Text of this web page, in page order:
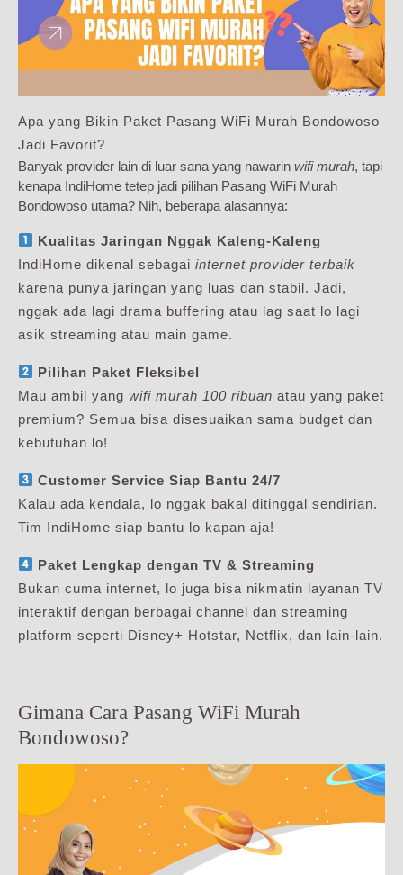
Apa yang Bikin Paket Pasang WiFi Murah Bondowoso
Jadi Favorit?
Banyak provider lain di luar sana yang nawarin wifi murah, tapi
kenapa IndiHome tetep jadi pilihan Pasang WiFi Murah
Bondowoso utama? Nih, beberapa alasannya:
Kualitas Jaringan Nggak Kaleng-Kaleng
IndiHome dikenal sebagai internet provider terbaik
karena punya jaringan yang luas dan stabil. Jadi,
nggak ada lagi drama buffering atau lag saat lo lagi
asik streaming atau main game.
Pilihan Paket Fleksibel
Mau ambil yang wifi murah 100 ribuan atau yang paket
premium? Semua bisa disesuaikan sama budget dan
kebutuhan lo!
Customer Service Siap Bantu 24/7
Kalau ada kendala, lo nggak bakal ditinggal sendirian.
Tim IndiHome siap bantu lo kapan aja!
Paket Lengkap dengan TV & Streaming
Bukan cuma internet, lo juga bisa nikmatin layanan TV
interaktif dengan berbagai channel dan streaming
platform seperti Disney+ Hotstar, Netflix, dan lain-lain.
Gimana Cara Pasang WiFi Murah
Bondowoso?